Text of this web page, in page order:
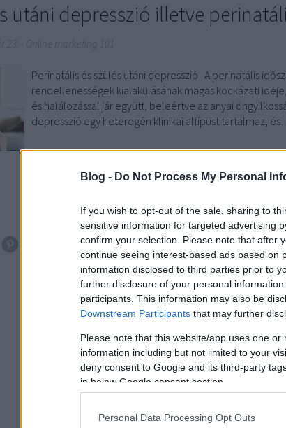
Blog - Do Not Process My Personal
If you wish to opt-out of the sale, sharing to
sensitive information for targeted advertising
confirm your selection. Please note that after
continue seeing interest-based ads based on
information disclosed to third parties prior to
further disclosure of your personal
participants. This information may also be
Downstream Participants that may further
Please note that this website/app uses one
information including but not limited to your
deny consent to Google and its third-party
in below Google consent section.
Personal Data Processing Opt Outs
utáni depresszió illetve
Perinatális és szülés utáni depresszió A perinatális
rendellenességek kialakulásának magas kockázati
és halálozással jár együtt, beleértve az anyai
depresszió egy heterogén klinikai altípust tartalmaz,
depresszió szülés utáni